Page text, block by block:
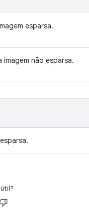
esparsa.
imagem não esparsa.